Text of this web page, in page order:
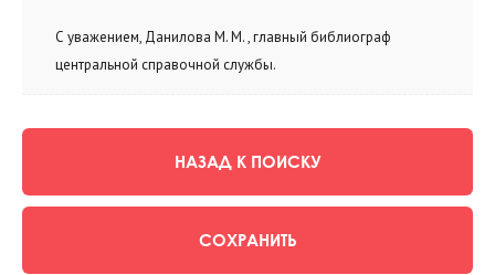
С уважением, Данилова М. М. , главный библиограф
центральной справочной службы.
НАЗАД К ПОИСКУ
СОХРАНИТЬ